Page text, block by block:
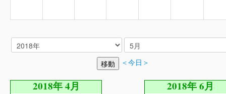
＜今日＞
2018年 4月 2018年 6月